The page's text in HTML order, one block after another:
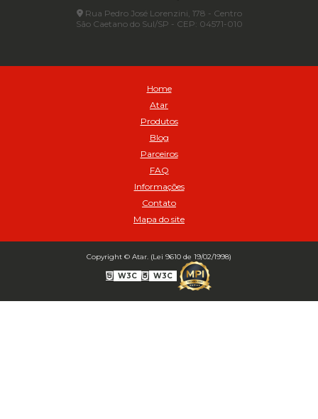
Automático para compressor 125 a 175 libras - Cod 02206
Avental de Raspa sem Emenda 1,2mt - Cod 01925
Balanceamento automatico SBBA - 282 pacote com 282g - Cod
Balanceamento Automático SBBA 113 Pacote com 113g - Cod 03197
Balanceamento Automático SBBA- 340 Pacote com 340g - Cod
BICO INF DUPLO LONGO CURVO 90 1295LC - cod 03631
Bico Inflador Duplo 300 mm - Cod 03245
Bico Inflador Duplo 825 L Schweers - Cod 00207
Bico Inflador Duplo sem Retenção 0506 Schweers - Cod 02638
Rua Pedro José Lorenzini, 178 - Centro
São Caetano do Sul/SP - CEP: 04571-010
Home
Atar
Produtos
Blog
Parceiros
FAQ
Informações
Contato
Mapa do site
Copyright © Atar. (Lei 9610 de 19/02/1998)
W3C W3C